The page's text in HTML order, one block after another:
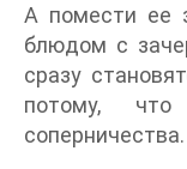
А помести ее
блюдом с
сразу
потому,
соперничества.